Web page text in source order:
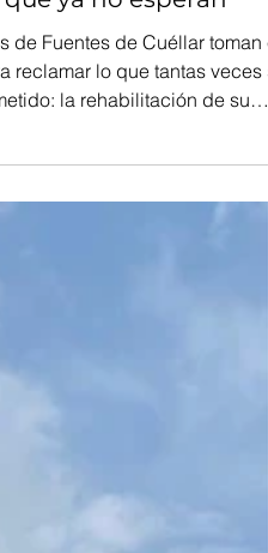
y unas
ya no esperan
de Fuentes de Cuéllar toman